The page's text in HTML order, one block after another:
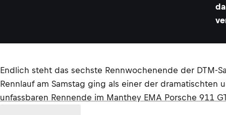
Endlich steht das sechste Rennwochenende der DTM-
Rennlauf am Samstag ging als einer der
unfassbaren Rennende im Manthey EMA Porsche 911